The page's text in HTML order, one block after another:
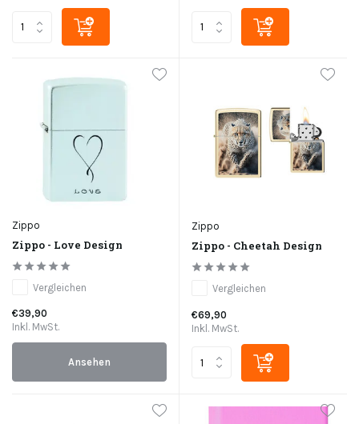
Zippo
Zippo - Love Design
Vergleichen
€39,90
Inkl. MwSt.
Ansehen
Zippo
Zippo - Cheetah Design
Vergleichen
€69,90
Inkl. MwSt.